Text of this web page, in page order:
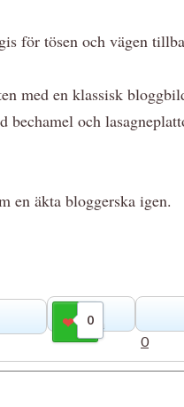
för tösen och vägen
med en klassisk
bechamel och
en äkta bloggerska igen.
0
Gilla
0